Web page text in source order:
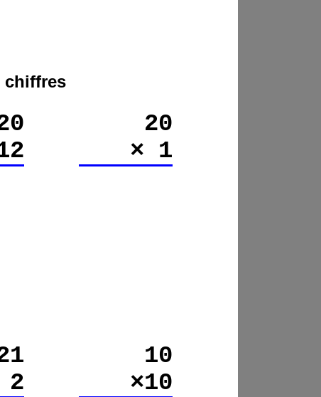
chiffres
20
× 1
2
10
×10